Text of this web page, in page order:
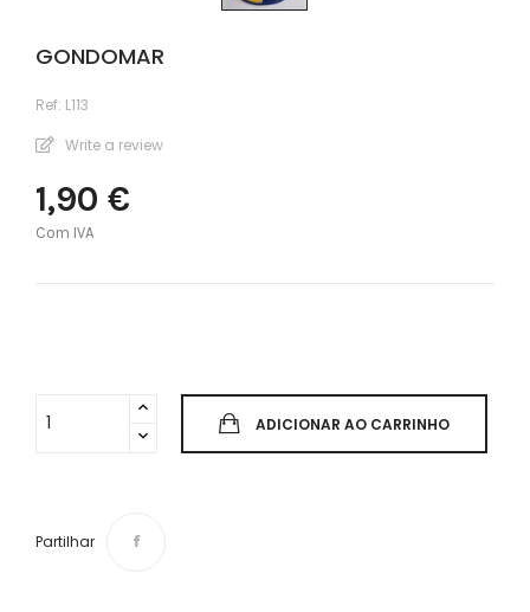
GONDOMAR
Ref: L113
Write a review
1,90 €
Com IVA
ADICIONAR AO CARRINHO
Partilhar